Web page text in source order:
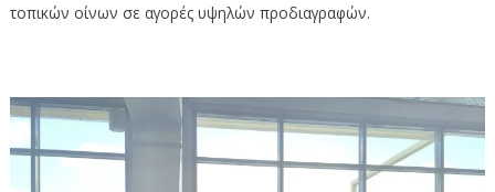
τοπικών οίνων σε αγορές υψηλών προδιαγραφών.